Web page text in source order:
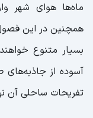
ماه‌ها هوای شهر
همچنین در این
بسیار متنوع
آسوده از
تفریحات ساحلی آن